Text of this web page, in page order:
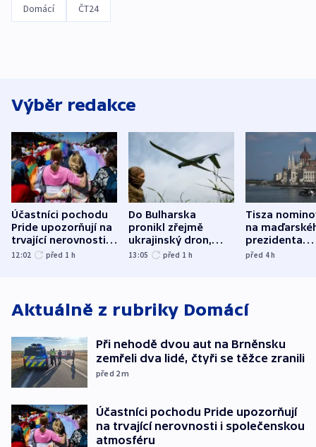
Domácí ČT24
Výběr redakce
Účastníci pochodu
Pride upozorňují na
trvající nerovnosti i
společenskou
12:02 před 1 h
Do Bulharska
pronikl zřejmě
ukrajinský dron,
explodoval kilometr
13:05 před 1 h
Tisza
na
prezidenta
bývalého
před 4h
Aktuálně z rubriky Domácí
Při nehodě dvou aut na Brněnsku
zemřeli dva lidé, čtyři se těžce zranili
před 2m
Účastníci pochodu Pride upozorňují
na trvající nerovnosti i společenskou
atmosféru